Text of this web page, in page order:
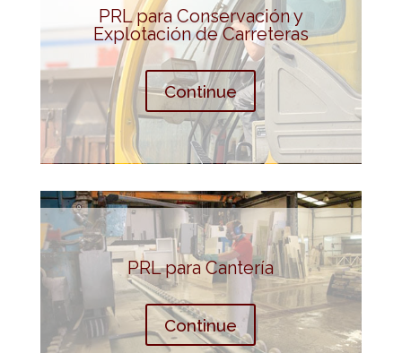
PRL para Conservación y
Explotación de Carreteras
Continue
PRL para Cantería
Continue